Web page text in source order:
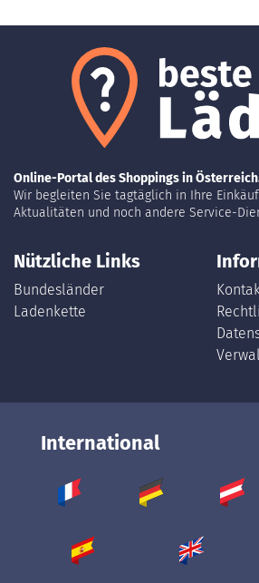
Online-Portal des Shoppings in
Wir begleiten Sie tagtäglich in Ihre
Aktualitäten und noch andere Service-
Nützliche Links
Bundesländer
Ladenkette
International